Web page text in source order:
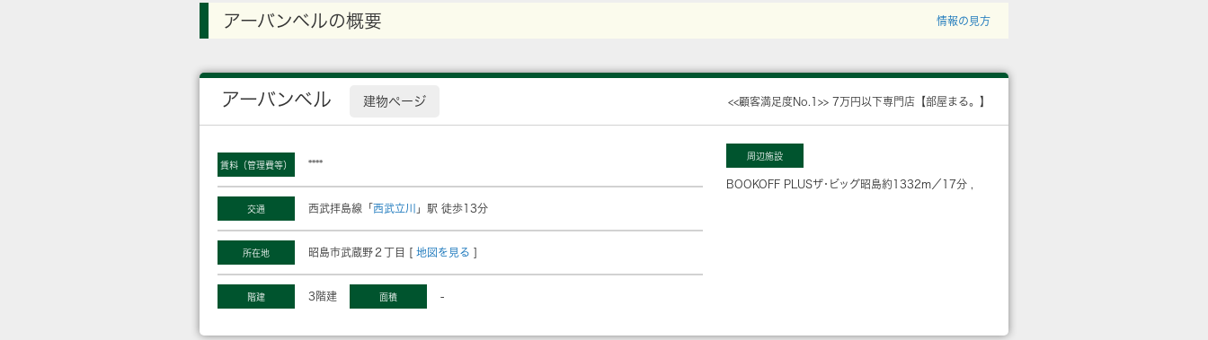
アーバンベルの概要 情報の見方
アーバンベル 建物ページ <<顧客満足度No.1>> 7万円以下専門店【部屋まる。】
賃料（管理費等） ****
交通 西武拝島線「 西武立川 」駅 徒歩13分
所在地 昭島市武蔵野２丁目 [ 地図を見る ]
階建 3階建 面積 -
周辺施設
BOOKOFF PLUSザ･ビッグ昭島約1332m／17分